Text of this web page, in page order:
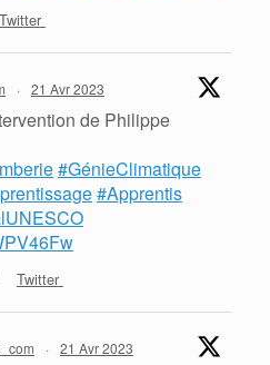
Twitter
· 21 Avr 2023
de Philippe
#GénieClimatique
#Apprentis
Twitter
· 21 Avr 2023